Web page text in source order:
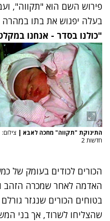
פירוש השם הוא "תקווה",
בעלה יפגוש את בתו במהרה
"כולנו בסדר - אנחנו
התינוקת "תקווה" מחכה לאבא | צילום:
חדשות 2
האדמה לאחר שמכרה הזהב
בטוחים הכורים שנגזר
שהצליחו לשרוד, אך בני